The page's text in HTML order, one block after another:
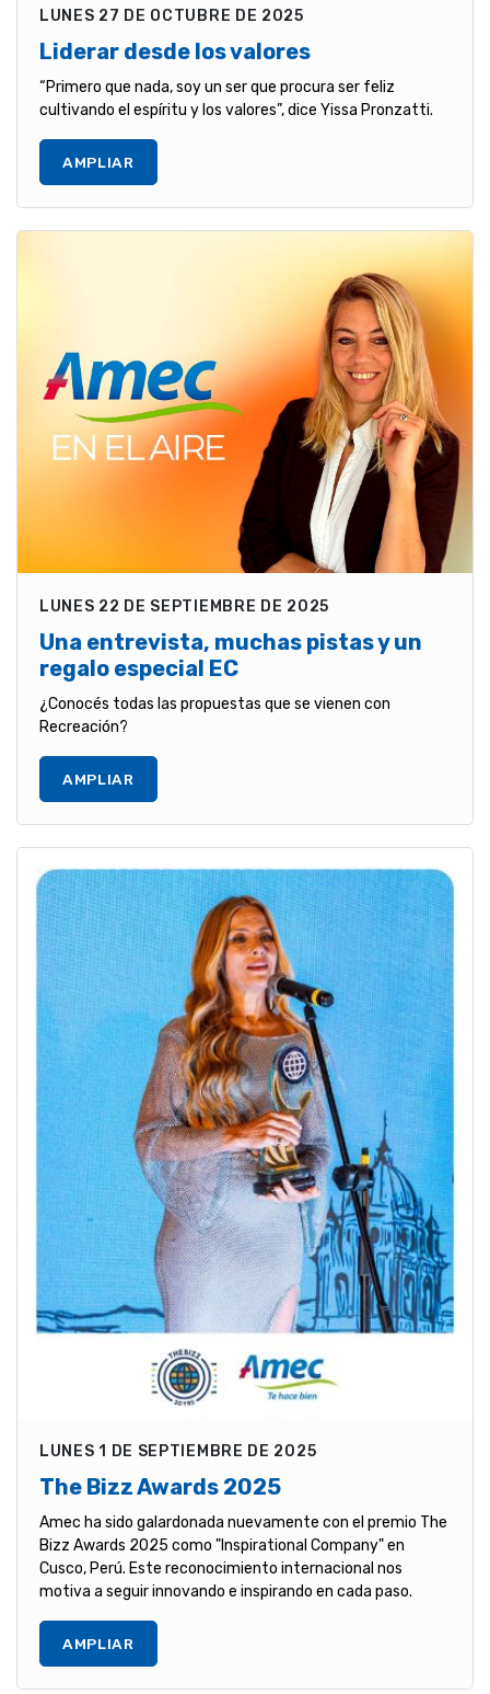
LUNES 27 DE OCTUBRE DE 2025
Liderar desde los valores
“Primero que nada, soy un ser que procura ser feliz
cultivando el espíritu y los valores”, dice Yissa Pronzatti.
AMPLIAR
LUNES 22 DE SEPTIEMBRE DE 2025
Una entrevista, muchas pistas y un
regalo especial EC
¿Conocés todas las propuestas que se vienen con
Recreación?
AMPLIAR
LUNES 1 DE SEPTIEMBRE DE 2025
The Bizz Awards 2025
Amec ha sido galardonada nuevamente con el premio The
Bizz Awards 2025 como "Inspirational Company" en
Cusco, Perú. Este reconocimiento internacional nos
motiva a seguir innovando e inspirando en cada paso.
AMPLIAR